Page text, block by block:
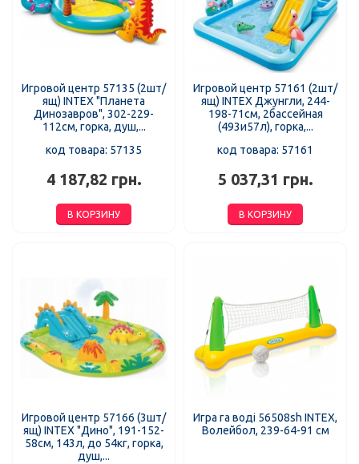
Игровой центр 57135 (2шт/
ящ) INTEX "Планета
Динозавров", 302-229-
112см, горка, душ,...
код товара: 57135
4 187,82 грн.
В КОРЗИНУ
Игровой центр 57161 (2шт/
ящ) INTEX Джунгли, 244-
198-71см, 2бассейная
(493и57л), горка,...
код товара: 57161
5 037,31 грн.
В КОРЗИНУ
Игровой центр 57166 (3шт/
ящ) INTEX "Дино", 191-152-
58см, 143л, до 54кг, горка,
душ,...
Игра га воді 56508sh INTEX,
Волейбол, 239-64-91 см